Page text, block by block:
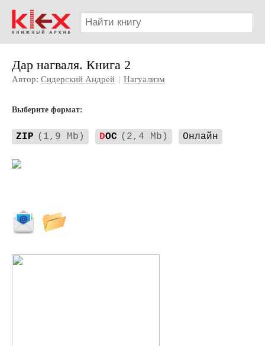
Дар нагваля. Книга 2
Автор: Сидерский Андрей | Нагуализм
Выберите формат:
ZIP (1,9 Mb) DOC (2,4 Mb) Онлайн